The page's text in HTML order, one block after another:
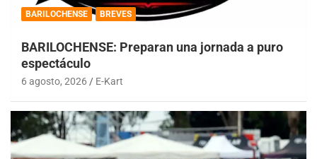
BARILOCHENSE BREVES
BARILOCHENSE: Preparan una jornada a puro
espectáculo
6 agosto, 2026 E-Kart